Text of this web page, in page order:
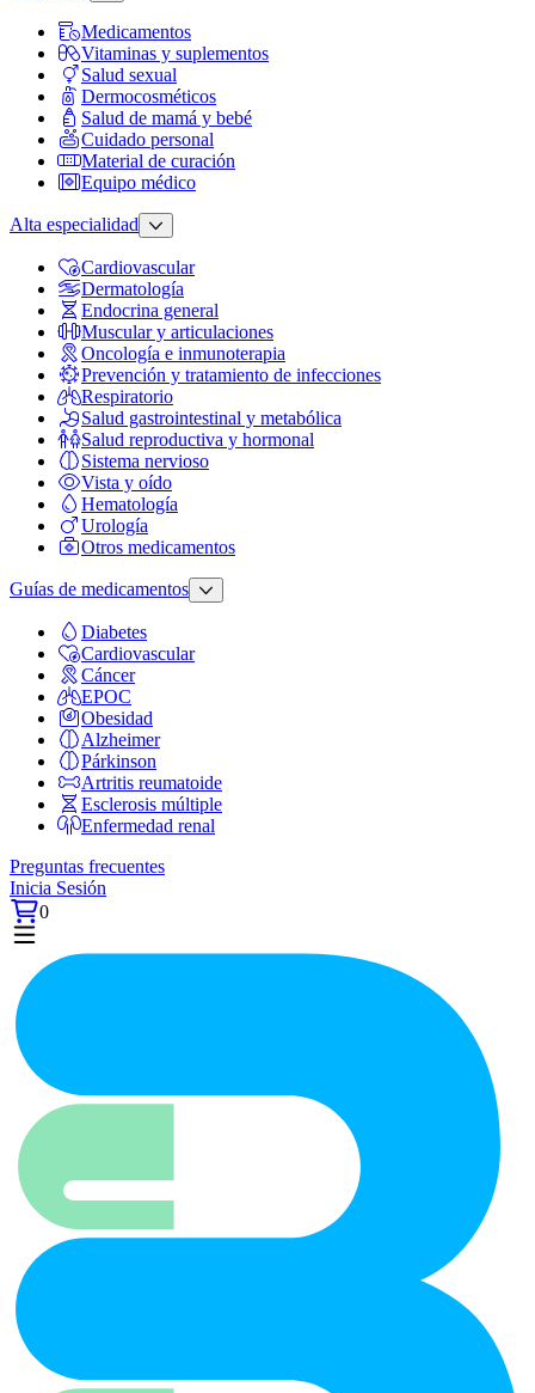
Medicamentos
Vitaminas y suplementos
Salud sexual
Dermocosméticos
Salud de mamá y bebé
Cuidado personal
Material de curación
Equipo médico
Alta especialidad
Cardiovascular
Dermatología
Endocrina general
Muscular y articulaciones
Oncología e inmunoterapia
Prevención y tratamiento de infecciones
Respiratorio
Salud gastrointestinal y metabólica
Salud reproductiva y hormonal
Sistema nervioso
Vista y oído
Hematología
Urología
Otros medicamentos
Guías de medicamentos
Diabetes
Cardiovascular
Cáncer
EPOC
Obesidad
Alzheimer
Párkinson
Artritis reumatoide
Esclerosis múltiple
Enfermedad renal
Preguntas frecuentes
Inicia Sesión
0